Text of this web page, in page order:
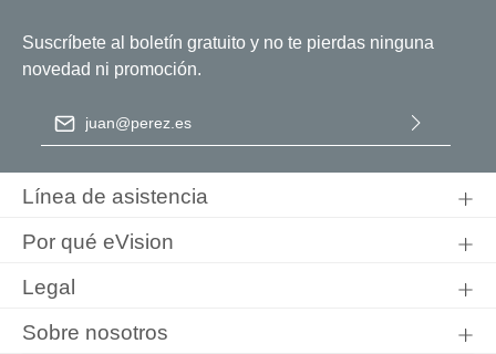
Suscríbete al boletín gratuito y no te pierdas ninguna
novedad ni promoción.
Dirección de correo electrónico
términos y condiciones generales
Línea de asistencia
Por qué eVision
Legal
Sobre nosotros